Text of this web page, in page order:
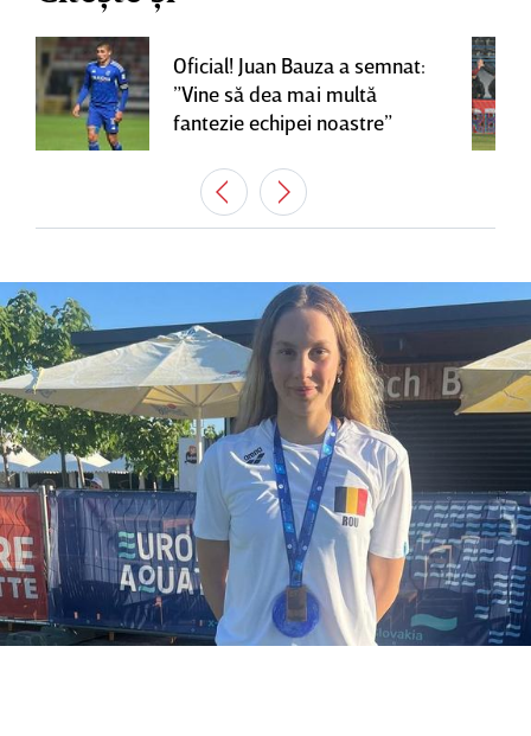
Oficial! Juan Bauza a semnat:
”Vine să dea mai multă
fantezie echipei noastre”